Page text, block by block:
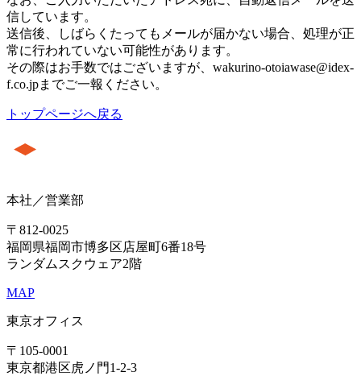
信しています。
送信後、しばらくたってもメールが届かない場合、処理が正
常に行われていない可能性があります。
その際はお手数ではございますが、wakurino-otoiawase@idex-
f.co.jpまでご一報ください。
トップページへ戻る
本社／営業部
〒812-0025
福岡県福岡市博多区店屋町6番18号
ランダムスクウェア2階
MAP
東京オフィス
〒105-0001
東京都港区虎ノ門1-2-3